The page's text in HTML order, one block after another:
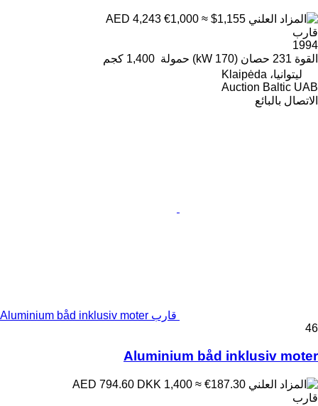
€1,000 ≈ $1,155
قارب
1994
القوة 231 حصان (170 kW) حمولة 1,400 كجم
ليتوانيا، Klaipėda
Auction Baltic UAB
الاتصال بالبائع
قارب Aluminium båd inklusiv moter
46
Aluminium båd inklusiv moter
DKK 1,400 ≈ €187.30
قارب